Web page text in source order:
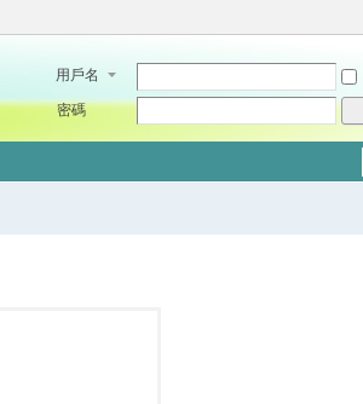
用戶名
密碼